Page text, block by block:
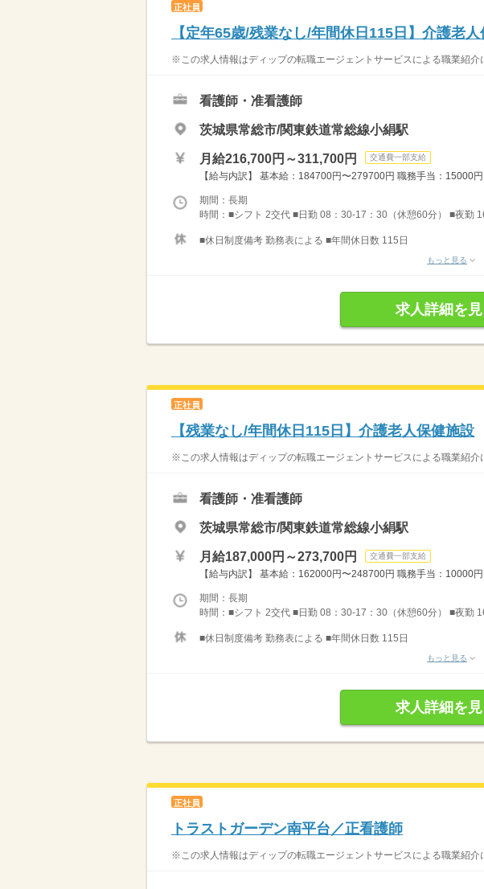
正社員
【定年65歳/残業なし/年間休日115日】介護老
※この求人情報はディップの転職エージェントサービスによる職業紹介
看護師・准看護師
茨城県常総市/関東鉄道常総線小絹駅
月給216,700円～311,700円 交通費一部支給
【給与内訳】 基本給：184700円〜279700円 職務手当：15000
期間：長期
時間：■シフト 2交代 ■日勤 08：30-17：30（休憩60分） ■夜勤
■休日制度備考 勤務表による ■年間休日数 115日
もっと見る
求人詳細を
正社員
【残業なし/年間休日115日】介護老人保健施設
※この求人情報はディップの転職エージェントサービスによる職業紹
看護師・准看護師
茨城県常総市/関東鉄道常総線小絹駅
月給187,000円～273,700円 交通費一部支給
【給与内訳】 基本給：162000円〜248700円 職務手当：10000
期間：長期
時間：■シフト 2交代 ■日勤 08：30-17：30（休憩60分） ■夜勤
■休日制度備考 勤務表による ■年間休日数 115日
もっと見る
求人詳細を
正社員
トラストガーデン南平台／正看護師
※この求人情報はディップの転職エージェントサービスによる職業紹